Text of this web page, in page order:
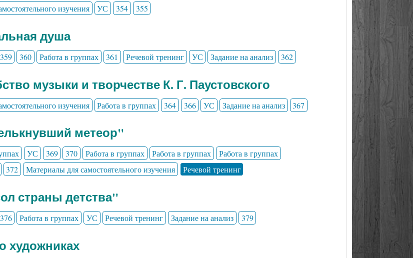
изучения
УС 354 355
душа
359 360 Работа в группах 361 Речевой тренинг УС Задание на анализ 362
музыки и творчестве К. Г. Паустовского
изучения Работа в группах 364 366 УС Задание на анализ 367
метеор"
УС 369 370 Работа в группах Работа в группах
Работа в группах
372 Материалы для самостоятельного изучения Речевой тренинг
страны детства"
376 Работа в группах УС Речевой тренинг Задание на анализ 379
художниках